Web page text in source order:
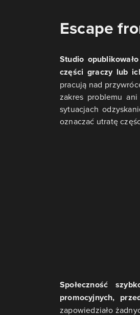
Escape
Studio
części graczy lub
pracują nad
zakres problemu
sytuacjach
oznaczać utratę
Społeczność
promocyjnych,
zapowiedziało